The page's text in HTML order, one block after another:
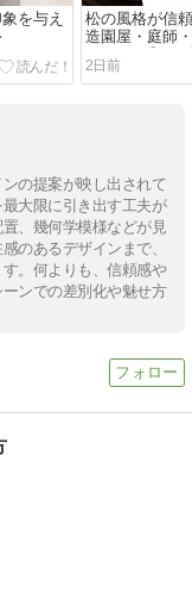
を与え
松の風格が信
造園屋・庭師
すすめの和モ
2日前
の提案が映し出されて
大限に引き出す工夫が
、幾何学模様などが見
のあるデザインまで、
。何よりも、信頼感や
ンでの差別化や魅せ方